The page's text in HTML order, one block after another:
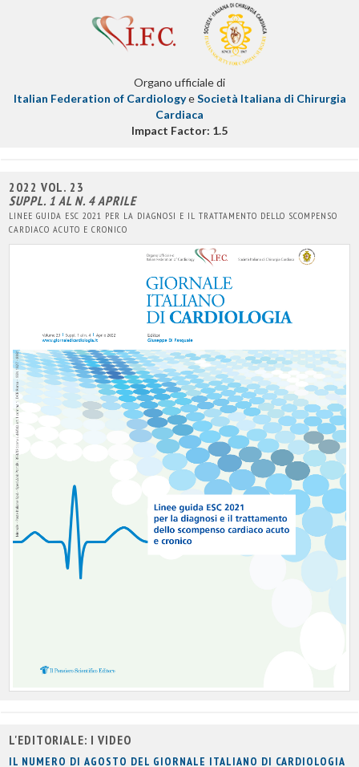
Organo ufficiale di
Italian Federation of CardiologyeSocietà Italiana di Chirurgia
Cardiaca
Impact Factor: 1.5
2022 VOL. 23
SUPPL. 1 AL N. 4 APRILE
LINEE GUIDA ESC 2021 PER LA DIAGNOSI E IL TRATTAMENTO DELLO SCOMPENSO
CARDIACO ACUTO E CRONICO
L'EDITORIALE: I VIDEO
IL NUMERO DI AGOSTO DEL GIORNALE ITALIANO DI CARDIOLOGIA